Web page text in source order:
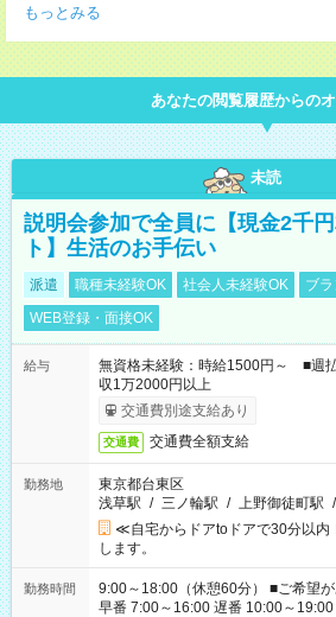
もっとみる
あなたの閲覧履歴からの
未読
説明会参加で全員に【現金2千
ト】生活のお手伝い
派遣 職種未経験OK 社会人未経験OK
ブ
WEB登録・面接OK
給与
無資格未経験：時給1500円～ ■
収1万2000円以上
交通費別途支給あり
交通費 交通費全額支給
勤務地
東京都台東区
浅草駅 / 三ノ輪駅 / 上野御徒町駅 /
≪自宅からドアtoドアで30分以
します。
勤務時間
9:00～18:00（休憩60分） ■ご希望があれば下記シフトもOK！
早番 7:00～16:00 遅番 10:00～19:00 「家族と休みを合わせた